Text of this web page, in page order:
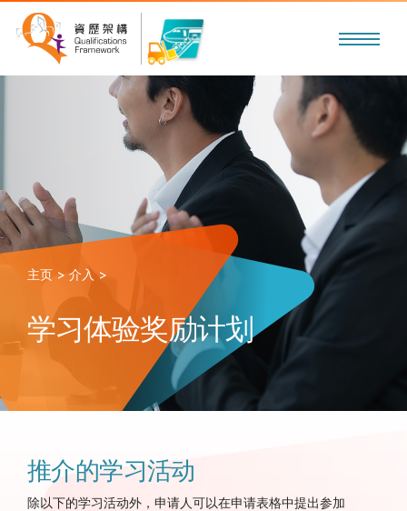
主页 > 介入 >
学习体验奖励计划
推介的学习活动
除以下的学习活动外 ，申请人可以在申请表格中提出参加